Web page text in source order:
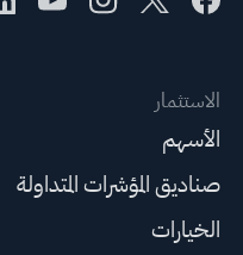
الاستثمار
الأسهم
صناديق المؤشرات المتداولة
الخيارات